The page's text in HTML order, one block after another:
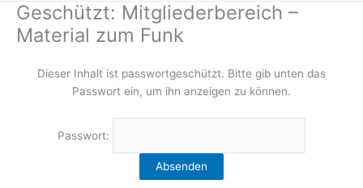
Geschützt: Mitgliederbereich –
Material zum Funk
Dieser Inhalt ist passwortgeschützt. Bitte gib unten das
Passwort ein, um ihn anzeigen zu können.
Passwort: